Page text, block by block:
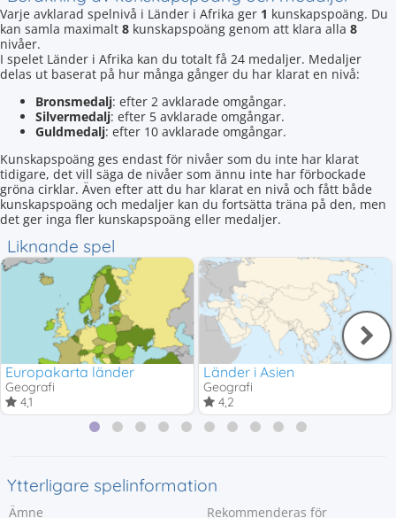
Varje avklarad spelnivå i Länder i Afrika ger 1 kunskapspoäng. Du
kan samla maximalt 8 kunskapspoäng genom att klara alla 8
nivåer.
I spelet Länder i Afrika kan du totalt få 24 medaljer. Medaljer
delas ut baserat på hur många gånger du har klarat en nivå:
Bronsmedalj: efter 2 avklarade omgångar.
Silvermedalj: efter 5 avklarade omgångar.
Guldmedalj: efter 10 avklarade omgångar.
Kunskapspoäng ges endast för nivåer som du inte har klarat
tidigare, det vill säga de nivåer som ännu inte har förbockade
gröna cirklar. Även efter att du har klarat en nivå och fått både
kunskapspoäng och medaljer kan du fortsätta träna på den, men
det ger inga fler kunskapspoäng eller medaljer.
Liknande spel
Europakarta länder
Geografi
4,1
Länder i Asien
Geografi
4,2
Ytterligare spelinformation
Ämne
Rekommenderas för